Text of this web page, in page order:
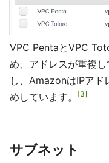
VPC PentaとVPC
め、アドレスが重複
し、AmazonはIPアド
めしています。
3
サブネット